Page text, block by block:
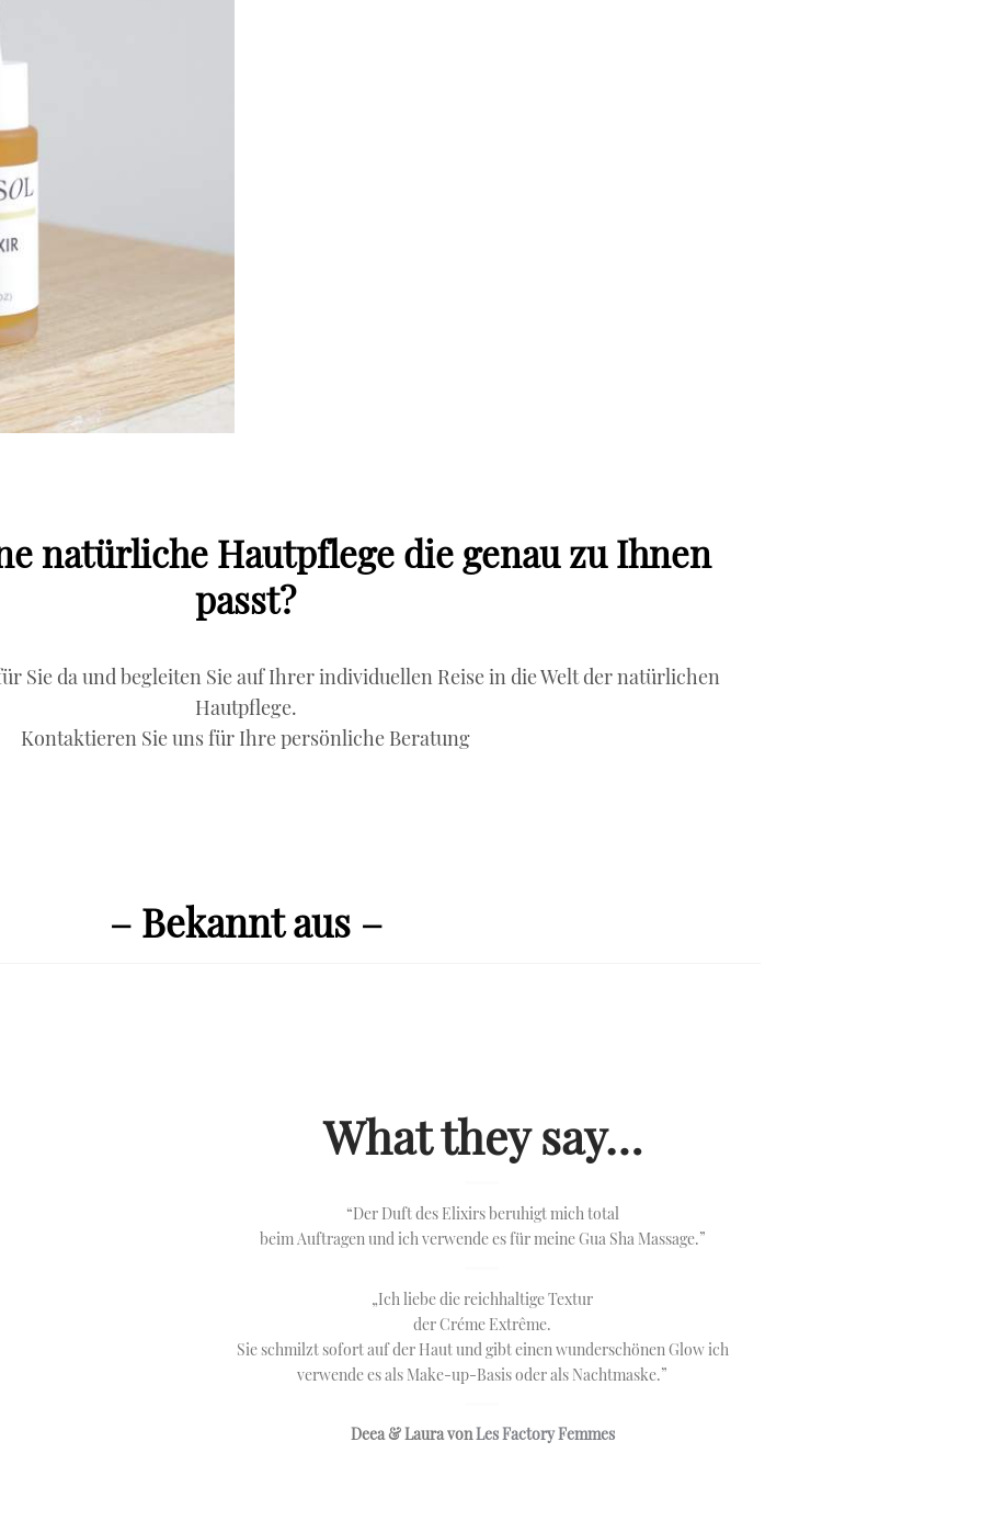
natürliche Hautpflege die genau zu Ihnen
passt?
Sie da und begleiten Sie auf Ihrer individuellen Reise in die Welt der natürlichen
Hautpflege.
Kontaktieren Sie uns für Ihre persönliche Beratung
– Bekannt aus –
What they say…
“Der Duft des Elixirs beruhigt mich total
beim Auftragen und ich verwende es für meine Gua Sha Massage.”
„Ich liebe die reichhaltige Textur
der Créme Extrême.
Sie schmilzt sofort auf der Haut und gibt einen wunderschönen Glow ich
verwende es als Make-up-Basis oder als Nachtmaske.”
Deea & Laura vonLes Factory Femmes